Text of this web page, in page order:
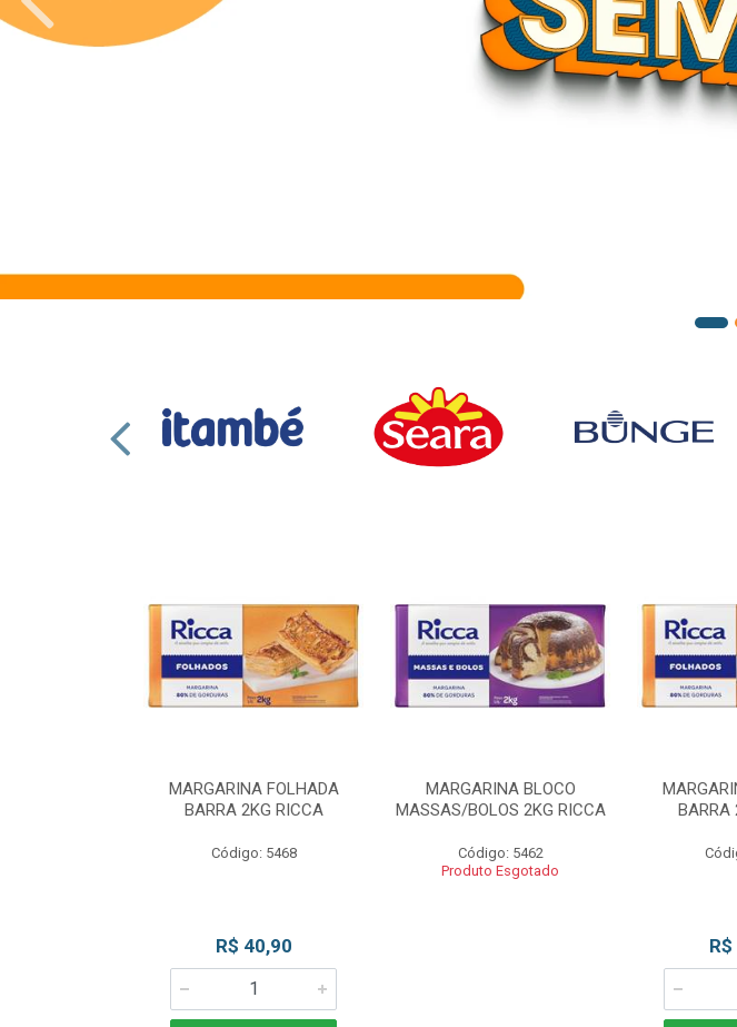
MARGARINA FOLHADA
BARRA 2KG RICCA
Código: 5468
R$ 40,90
MARGARINA BLOCO
MASSAS/BOLOS 2KG RICCA
Código: 5462
Produto Esgotado
BARRA